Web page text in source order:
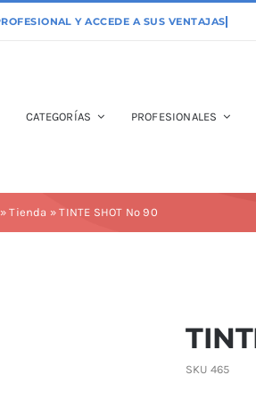
CATEGORÍAS PROFESIONALES
»Tienda »TINTE SHOT Nº 90
SKU 465